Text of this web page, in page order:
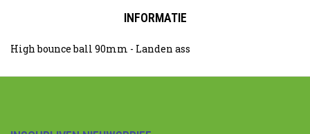
INFORMATIE
High bounce ball 90mm - Landen ass